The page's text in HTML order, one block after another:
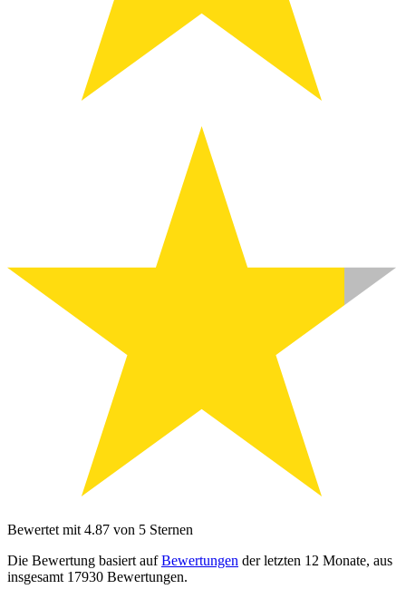
Bewertet mit 4.87 von 5 Sternen
Die Bewertung basiert aufBewertungen der letzten 12 Monate, aus
insgesamt 17930 Bewertungen.